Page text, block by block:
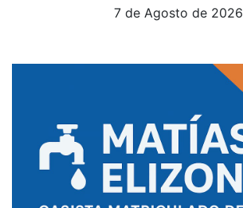
7 de Agosto de 2026